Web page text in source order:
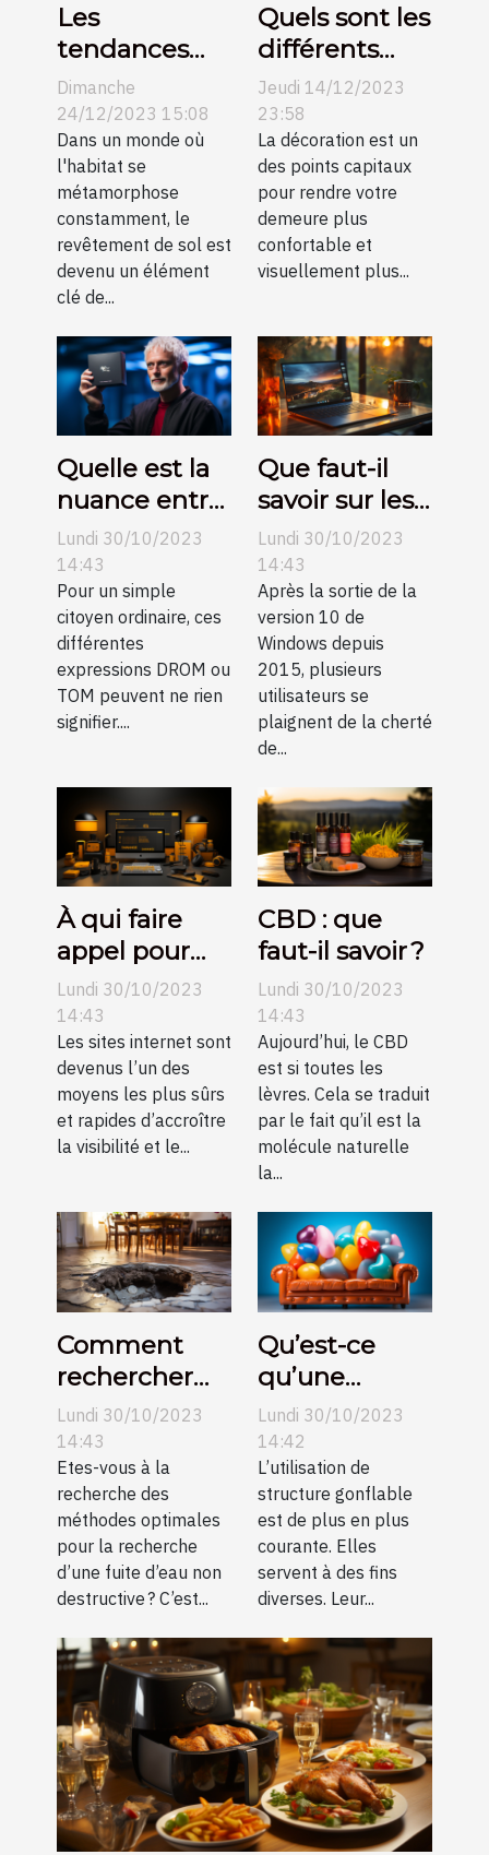
Les
tendances
actuelles
dans le
revêtement
de sol et
comment
elles
transforment
l'esthétique
des
habitations
modernes
Dimanche
24/12/2023 15:08
Dans un monde où
l'habitat se
métamorphose
constamment, le
revêtement de sol est
devenu un élément
clé de...
Quels sont les
différents
types de
suspension et
idées pour
améliorer la
décoration de
votre
intérieur ?
Jeudi 14/12/2023
23:58
La décoration est un
des points capitaux
pour rendre votre
demeure plus
confortable et
visuellement plus...
Quelle est la
nuance entre
DROM et
TOM ?
Lundi 30/10/2023
14:43
Pour un simple
citoyen ordinaire, ces
différentes
expressions DROM ou
TOM peuvent ne rien
signifier....
Que faut-il
savoir sur les
clés de
licence
Windows 10 ?
Lundi 30/10/2023
14:43
Après la sortie de la
version 10 de
Windows depuis
2015, plusieurs
utilisateurs se
plaignent de la cherté
de...
À qui faire
appel pour
une création
de sites
internet pas
chers sur
Angers ?
Lundi 30/10/2023
14:43
Les sites internet sont
devenus l’un des
moyens les plus sûrs
et rapides d’accroître
la visibilité et le...
CBD : que
faut-il savoir ?
Lundi 30/10/2023
14:43
Aujourd’hui, le CBD
est si toutes les
lèvres. Cela se traduit
par le fait qu’il est la
molécule naturelle
la...
Comment
rechercher
une fuite
d’eau non
destructive ?
Lundi 30/10/2023
14:43
Etes-vous à la
recherche des
méthodes optimales
pour la recherche
d’une fuite d’eau non
destructive ? C’est...
Qu’est-ce
qu’une
structure
gonflable ?
Lundi 30/10/2023
14:42
L’utilisation de
structure gonflable
est de plus en plus
courante. Elles
servent à des fins
diverses. Leur...